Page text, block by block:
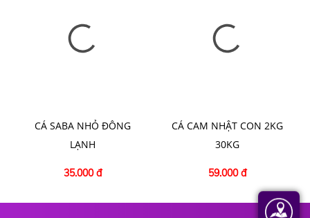
CÁ SABA NHỎ ĐÔNG
LẠNH
35.000 đ
CÁ CAM NHẬT CON 2KG
30KG
59.000 đ